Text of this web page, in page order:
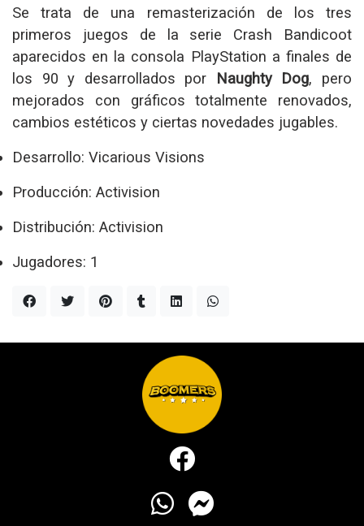
Se trata de una remasterización de los tres
primeros juegos de la serie Crash Bandicoot
aparecidos en la consola PlayStation a finales de
los 90 y desarrollados por
Naughty Dog, pero
mejorados con gráficos totalmente renovados,
cambios estéticos y ciertas novedades jugables.
Desarrollo: Vicarious Visions
Producción: Activision
Distribución: Activision
Jugadores: 1